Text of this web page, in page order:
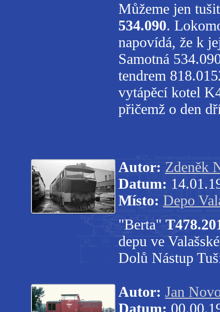
Můžeme jen
534.090.
napovídá, že k
Samotná
tendrem
vytápěcí kotel
přičemž o den
Autor: Zdeněk
Datum:
Místo: Depo
"Berta"
depu ve
Dolů Nástup
Autor: Jan
Datum: